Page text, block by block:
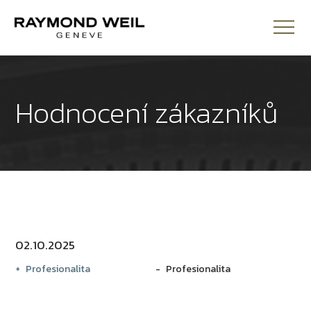
Hodnocení zákazníků
02.10.2025
Profesionalita Profesionalita